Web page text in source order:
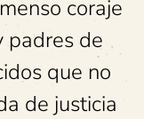
coraje
padres de
que no
de justicia